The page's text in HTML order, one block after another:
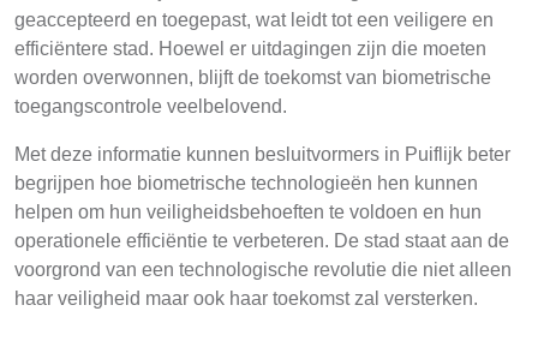
geaccepteerd en toegepast, wat leidt tot een veiligere en
efficiëntere stad. Hoewel er uitdagingen zijn die moeten
worden overwonnen, blijft de toekomst van biometrische
toegangscontrole veelbelovend.
Met deze informatie kunnen besluitvormers in Puiflijk beter
begrijpen hoe biometrische technologieën hen kunnen
helpen om hun veiligheidsbehoeften te voldoen en hun
operationele efficiëntie te verbeteren. De stad staat aan de
voorgrond van een technologische revolutie die niet alleen
haar veiligheid maar ook haar toekomst zal versterken.